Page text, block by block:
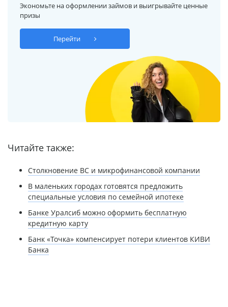
Экономьте на оформлении займов и выигрывайте ценные
призы
Перейти
Читайте также:
Столкновение ВС и микрофинансовой компании
В маленьких городах готовятся предложить
специальные условия по семейной ипотеке
Банке Уралсиб можно оформить бесплатную
кредитную карту
Банк «Точка» компенсирует потери клиентов КИВИ
Банка